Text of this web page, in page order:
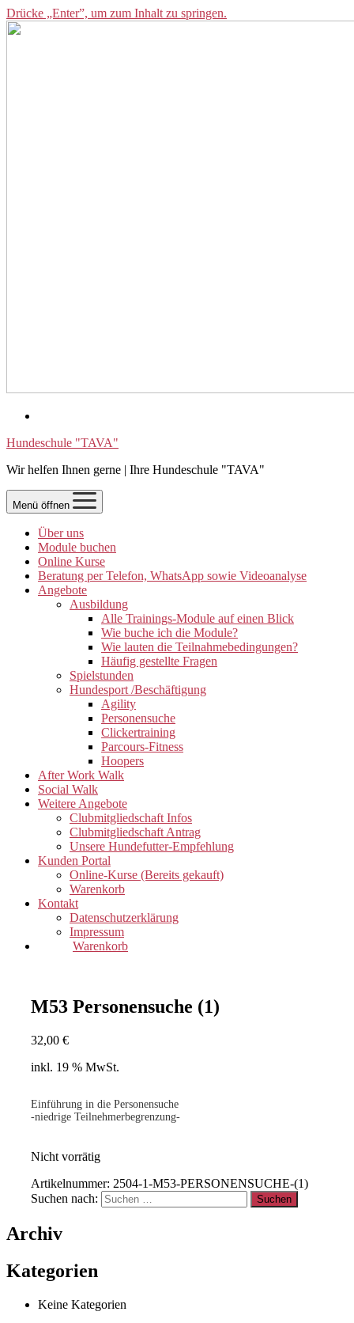
Drücke „Enter”, um zum Inhalt zu springen.
Hundeschule "TAVA"
Wir helfen Ihnen gerne | Ihre Hundeschule "TAVA"
Menü öffnen
Über uns
Module buchen
Online Kurse
Beratung per Telefon, WhatsApp sowie Videoanalyse
Angebote
Ausbildung
Alle Trainings-Module auf einen Blick
Wie buche ich die Module?
Wie lauten die Teilnahmebedingungen?
Häufig gestellte Fragen
Spielstunden
Hundesport /Beschäftigung
Agility
Personensuche
Clickertraining
Parcours-Fitness
Hoopers
After Work Walk
Social Walk
Weitere Angebote
Clubmitgliedschaft Infos
Clubmitgliedschaft Antrag
Unsere Hundefutter-Empfehlung
Kunden Portal
Online-Kurse (Bereits gekauft)
Warenkorb
Kontakt
Datenschutzerklärung
Impressum
Warenkorb
M53 Personensuche (1)
32,00 €
inkl. 19 % MwSt.
Einführung in die Personensuche
-niedrige Teilnehmerbegrenzung-
Nicht vorrätig
Artikelnummer: 2504-1-M53-PERSONENSUCHE-(1)
Suchen nach:
Archiv
Kategorien
Keine Kategorien